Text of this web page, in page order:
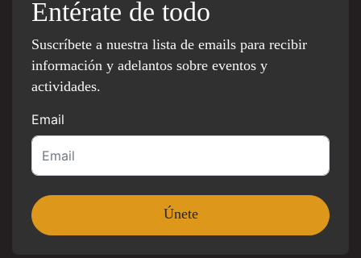
Entérate de todo
Suscríbete a nuestra lista de emails para recibir
información y adelantos sobre eventos y
actividades.
Email